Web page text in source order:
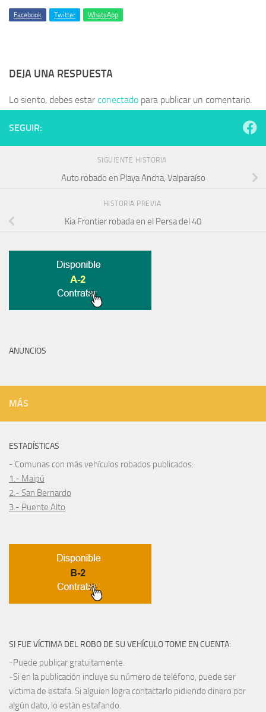
Facebook Twitter WhatsApp
DEJA UNA RESPUESTA
Lo siento, debes estarconectado para publicar un comentario.
SEGUIR:
SIGUIENTE HISTORIA
Auto robado en Playa Ancha, Valparaíso
HISTORIA PREVIA
Kia Frontier robada en el Persa del 40
ANUNCIOS
MÁS
ESTADÍSTICAS
- Comunas con más vehículos robados publicados:
1.- Maipú
2.- San Bernardo
3.- Puente Alto
SI FUE VÍCTIMA DEL ROBO DE SU VEHÍCULO TOME EN CUENTA:
-Puede publicar gratuitamente.
-Si en la publicación incluye su número de teléfono, puede ser
víctima de estafa. Si alguien logra contactarlo pidiendo dinero por
algún dato, lo están estafando.